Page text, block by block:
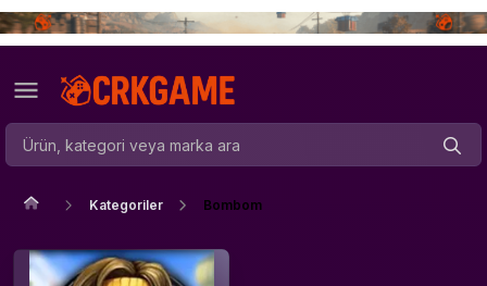
Kategoriler Bombom